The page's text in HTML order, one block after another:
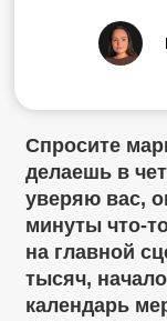
Спросите
делаешь в
уверяю вас,
минуты что-
на главной
тысяч,
календарь